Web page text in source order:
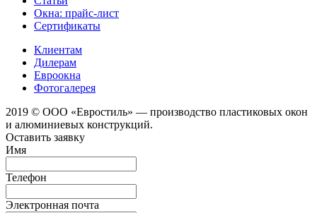
Окна: прайс-лист
Сертификаты
Клиентам
Дилерам
Евроокна
Фотогалерея
2019 © ООО «Евростиль» — производство пластиковых окон
и алюминиевых конструкций.
Оставить заявку
Имя
Телефон
Электронная почта